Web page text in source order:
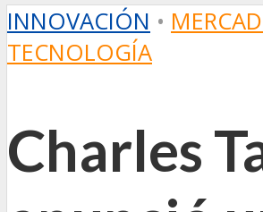
INNOVACIÓN •
TECNOLOGÍA
Charles